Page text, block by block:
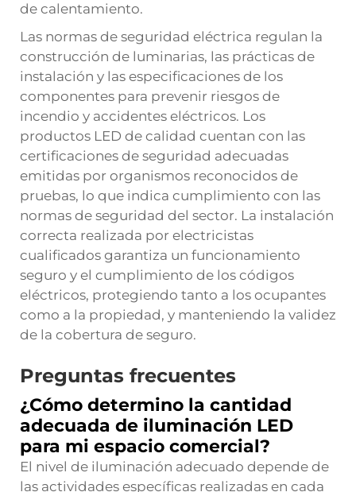
de calentamiento.
Las normas de seguridad eléctrica regulan la
construcción de luminarias, las prácticas de
instalación y las especificaciones de los
componentes para prevenir riesgos de
incendio y accidentes eléctricos. Los
productos LED de calidad cuentan con las
certificaciones de seguridad adecuadas
emitidas por organismos reconocidos de
pruebas, lo que indica cumplimiento con las
normas de seguridad del sector. La instalación
correcta realizada por electricistas
cualificados garantiza un funcionamiento
seguro y el cumplimiento de los códigos
eléctricos, protegiendo tanto a los ocupantes
como a la propiedad, y manteniendo la validez
de la cobertura de seguro.
Preguntas frecuentes
¿Cómo determino la cantidad
adecuada de iluminación LED
para mi espacio comercial?
El nivel de iluminación adecuado depende de
las actividades específicas realizadas en cada